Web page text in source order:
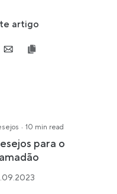
artigo
new tab
in a new tab
Facebook
opens in a new tab
on Twitter
Link opens in a new tab
>Share on Email
· 10 min read
para o